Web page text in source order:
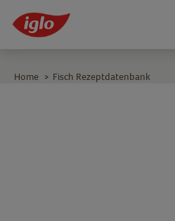
Home > Fisch Rezeptdatenbank